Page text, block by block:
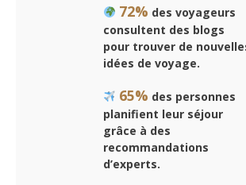
72% des voyageurs
consultent des blogs
pour trouver de
idées de voyage.
65% des personnes
planifient leur séjour
grâce à des
recommandations
d’experts.